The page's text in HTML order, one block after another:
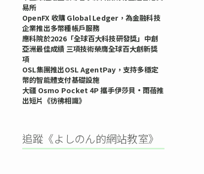
易所
OpenFX 收購 Global Ledger，為金融科技
企業推出多幣種帳戶服務
應科院於2026「全球百大科技研發獎」中創
亞洲最佳成績 三項技術榮膺全球百大創新獎
項
OSL集團推出OSL AgentPay，支持多穩定
幣的智能體支付基礎設施
大疆 Osmo Pocket 4P 攜手伊莎貝•雨蓓推
出短片《彷彿相識》
追蹤《よしのん的網站教室》